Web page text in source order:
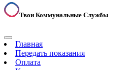
Твои Коммунальные Службы
Главная
Передать показания
Оплата